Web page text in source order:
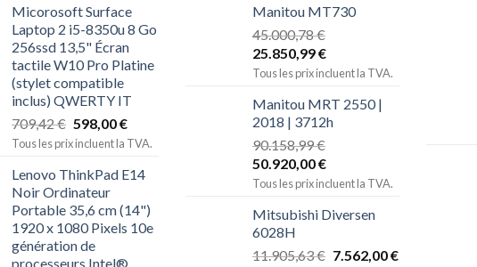
Micorosoft Surface
Laptop 2 i5-8350u 8 Go
256ssd 13,5" Écran
tactile W10 Pro Platine
(stylet compatible
inclus) QWERTY IT
709,42€ 598,00€
Tous les prix incluent la TVA.
Lenovo ThinkPad E14
Noir Ordinateur
Portable 35,6 cm (14")
1920 x 1080 Pixels 10e
génération de
processeurs Intel®
Manitou MT730
45.000,78€
25.850,99€
Tous les prix incluent la TVA.
Manitou MRT 2550 |
2018 | 3712h
90.158,99€
50.920,00€
Tous les prix incluent la TVA.
Mitsubishi Diversen
6028H
11.905,63€ 7.562,00€